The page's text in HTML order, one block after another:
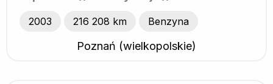
2003 216 208 km Benzyna
Poznań (wielkopolskie)